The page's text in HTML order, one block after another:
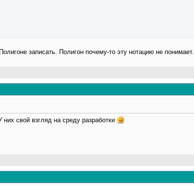
записать. Полигон почему-то эту нотацию не понимает.
свой взгляд на среду разработки